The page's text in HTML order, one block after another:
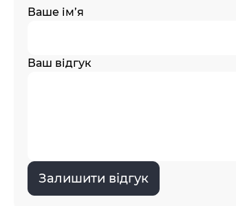
Ваше ім’я
Ваш відгук
Залишити відгук